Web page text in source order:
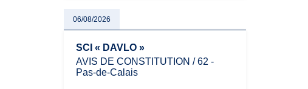
06/08/2026
SCI « DAVLO »
AVIS DE CONSTITUTION / 62 -
Pas-de-Calais